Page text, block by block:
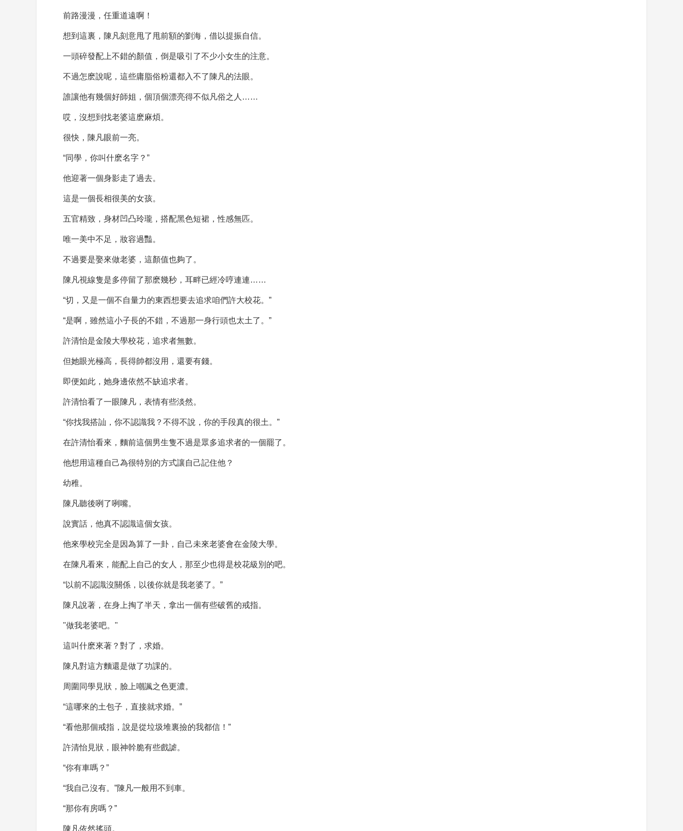
前路漫漫，任重道遠啊！
想到這裏，陳凡刻意甩了甩前額的劉海，借以提振自信。
一頭碎發配上不錯的顏值，倒是吸引了不少小女生的注意。
不過怎麽說呢，這些庸脂俗粉還都入不了陳凡的法眼。
誰讓他有幾個好師姐，個頂個漂亮得不似凡俗之人……
哎，沒想到找老婆這麽麻煩。
很快，陳凡眼前一亮。
“同學，你叫什麽名字？”
他迎著一個身影走了過去。
這是一個長相很美的女孩。
五官精致，身材凹凸玲瓏，搭配黑色短裙，性感無匹。
唯一美中不足，妝容過豔。
不過要是娶來做老婆，這顏值也夠了。
陳凡視線隻是多停留了那麽幾秒，耳畔已經冷哼連連……
“切，又是一個不自量力的東西想要去追求咱們許大校花。”
“是啊，雖然這小子長的不錯，不過那一身行頭也太土了。”
許清怡是金陵大學校花，追求者無數。
但她眼光極高，長得帥都沒用，還要有錢。
即便如此，她身邊依然不缺追求者。
許清怡看了一眼陳凡，表情有些淡然。
“你找我搭訕，你不認識我？不得不說，你的手段真的很土。”
在許清怡看來，麵前這個男生隻不過是眾多追求者的一個罷了。
他想用這種自己為很特別的方式讓自己記住他？
幼稚。
陳凡聽後咧了咧嘴。
說實話，他真不認識這個女孩。
他來學校完全是因為算了一卦，自己未來老婆會在金陵大學。
在陳凡看來，能配上自己的女人，那至少也得是校花級別的吧。
“以前不認識沒關係，以後你就是我老婆了。”
陳凡說著，在身上掏了半天，拿出一個有些破舊的戒指。
"做我老婆吧。"
這叫什麽來著？對了，求婚。
陳凡對這方麵還是做了功課的。
周圍同學見狀，臉上嘲諷之色更濃。
“這哪來的土包子，直接就求婚。”
“看他那個戒指，說是從垃圾堆裏撿的我都信！”
許清怡見狀，眼神幹脆有些戲謔。
“你有車嗎？”
“我自己沒有。”陳凡一般用不到車。
“那你有房嗎？”
陳凡依然搖頭。